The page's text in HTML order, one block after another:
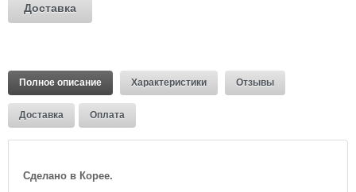
Доставка
Полное описание Характеристики Отзывы
Доставка Оплата
Сделано в Корее.